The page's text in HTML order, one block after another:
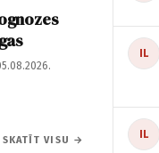
SKATĪT VISU →
IL
IL